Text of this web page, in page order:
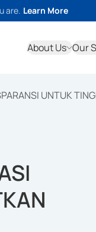
are. Learn More
About Us Our
UNTUK